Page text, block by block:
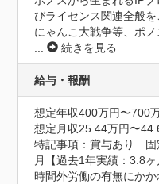
びライセンス関連全般を
にゃんこ大戦争等、ポ
...
続きを見る
給与・報酬
想定年収400万円〜700
想定月収25.44万円〜
特記事項：賞与あり　
月【過去1年実績：3.8ヶ
時間外労働の有無にか